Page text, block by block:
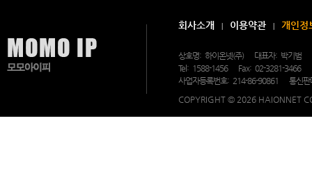
회사소개 이용약관 개인정
상호명: 하이온넷(주) 대표자: 박기범
Tel: 1588-1456 Fax: 02-3281-3466
사업자등록번호: 214-86-90861
통신판
COPYRIGHT © 2026 HAIONNET